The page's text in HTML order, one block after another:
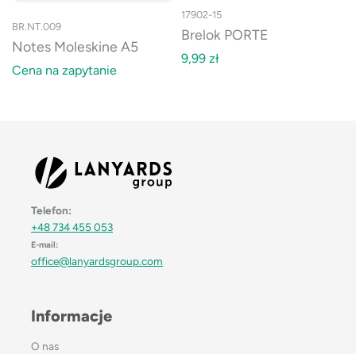
BR.NT.009
Notes Moleskine A5
Cena na zapytanie
17902-15
Brelok PORTE
9,99 zł
Telefon:
+48 734 455 053
E-mail:
office@lanyardsgroup.com
Informacje
O nas